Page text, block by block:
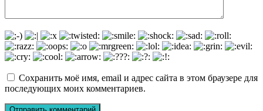
Сохранить моё имя, email и адрес сайта в этом браузере для
последующих моих комментариев.